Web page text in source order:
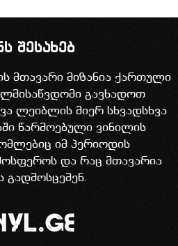
შესახებ
მთავარი მიზანია ქართული
გავხადოთ
ლეიბლის მიერ სხვადსხვა
წარმოებული ვინილის
იმ პერიოდის
და რაც მთავარია
გადმოსცემენ.